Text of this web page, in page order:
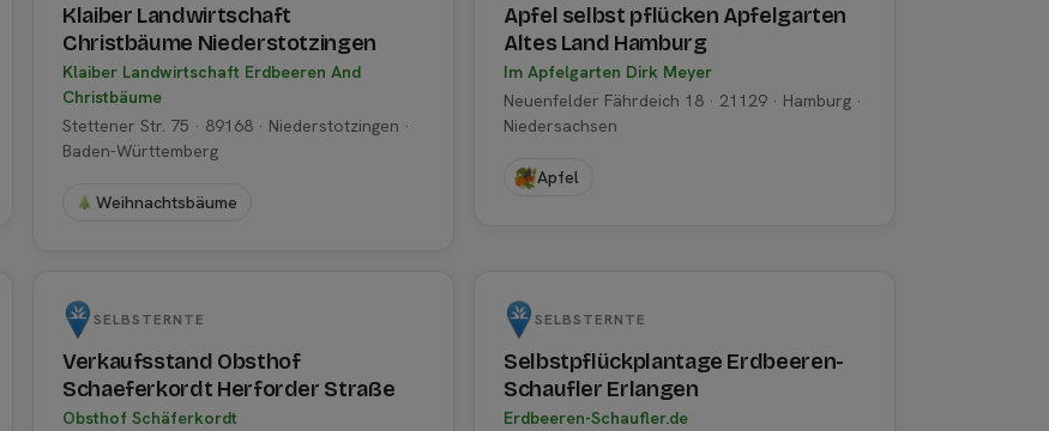
Klaiber Landwirtschaft
Christbäume Niederstotzingen
Klaiber Landwirtschaft Erdbeeren And
Christbäume
Stettener Str. 75 · 89168 · Niederstotzingen ·
Baden-Württemberg
Weihnachtsbäume
Apfel selbst pflücken Apfelgarten
Altes Land Hamburg
Im Apfelgarten Dirk Meyer
Neuenfelder Fährdeich 18 · 21129 · Hamburg ·
Niedersachsen
Apfel
SELBSTERNTE
Verkaufsstand Obsthof
Schaeferkordt Herforder Straße
Obsthof Schäferkordt
SELBSTERNTE
Selbstpflückplantage Erdbeeren-
Schaufler Erlangen
Erdbeeren-Schaufler.de